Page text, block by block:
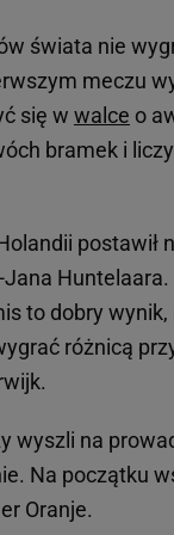
świata nie
meczu
się w walce o
bramek i
to dobry
różnicą
wyszli na
Na początku
Oranje.